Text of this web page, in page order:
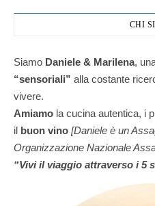
CHI
Siamo Daniele & Marilena,
“sensoriali” alla costante
vivere.
Amiamo la cucina autentica, i
il buon vino [Daniele è un
Organizzazione Nazionale
“Vivi il viaggio attraverso i 5